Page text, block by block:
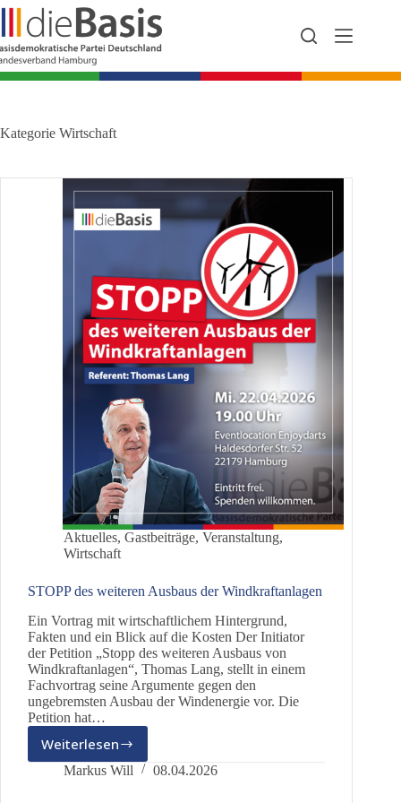
Zum
Inhalt
springen
Kategorie Wirtschaft
Aktuelles, Gastbeiträge, Veranstaltung,
Wirtschaft
STOPP des weiteren Ausbaus der Windkraftanlagen
Ein Vortrag mit wirtschaftlichem Hintergrund,
Fakten und ein Blick auf die Kosten Der Initiator
der Petition „Stopp des weiteren Ausbaus von
Windkraftanlagen“, Thomas Lang, stellt in einem
Fachvortrag seine Argumente gegen den
ungebremsten Ausbau der Windenergie vor. Die
Petition hat…
Weiterlesen
STOPP
des
Markus Will 08.04.2026